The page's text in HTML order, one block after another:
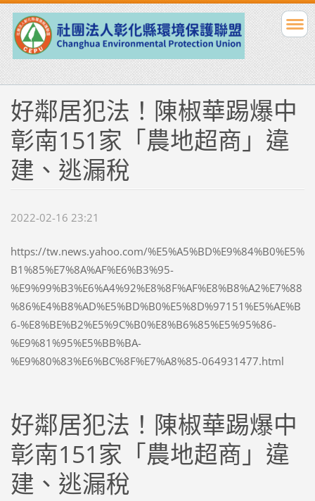
好鄰居犯法！陳椒華踢爆中
彰南151家「農地超商」違
建、逃漏稅
2022-02-16 23:21
https://tw.news.yahoo.com/%E5%A5%BD%E9%84%B0%E5%
B1%85%E7%8A%AF%E6%B3%95-
%E9%99%B3%E6%A4%92%E8%8F%AF%E8%B8%A2%E7%88
%86%E4%B8%AD%E5%BD%B0%E5%8D%97151%E5%AE%B
6-%E8%BE%B2%E5%9C%B0%E8%B6%85%E5%95%86-
%E9%81%95%E5%BB%BA-
%E9%80%83%E6%BC%8F%E7%A8%85-064931477.html
好鄰居犯法！陳椒華踢爆中
彰南151家「農地超商」違
建、逃漏稅